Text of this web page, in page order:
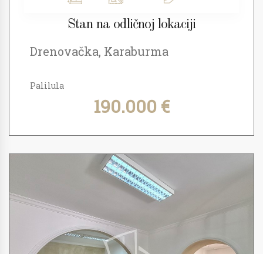
Stan na odličnoj lokaciji
Drenovačka, Karaburma
Palilula
190.000 €